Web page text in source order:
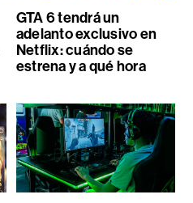
GTA 6 tendrá un
adelanto exclusivo en
Netflix: cuándo se
estrena y a qué hora